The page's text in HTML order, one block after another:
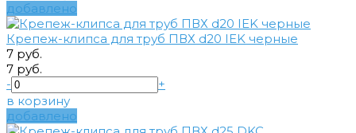
добавлено
Крепеж-клипса для труб ПВХ d20 IEK черные
7 руб.
7 руб.
-
+
в корзину
добавлено